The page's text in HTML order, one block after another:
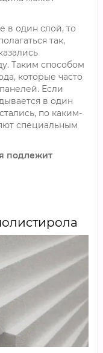
в один слой, то
так,
Таким способом
которые часто
Если
в один
по каким-
специальным
подлежит